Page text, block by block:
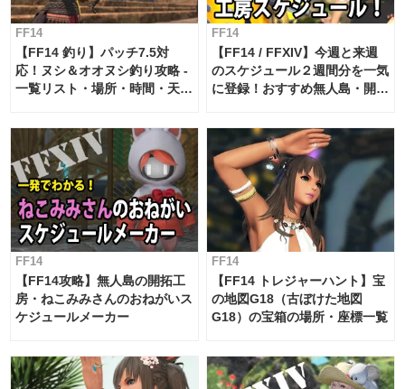
FF14
【FF14 釣り】パッチ7.5対
応！ヌシ＆オオヌシ釣り攻略 -
一覧リスト・場所・時間・天
FF14
【FF14 / FFXIV】今週と来週
のスケジュール２週間分を一気
に登録！おすすめ無人島・開拓
FF14
【FF14攻略】無人島の開拓工
房・ねこみみさんのおねがいス
ケジュールメーカー
FF14
【FF14 トレジャーハント】宝
の地図G18（古ぼけた地図
G18）の宝箱の場所・座標一覧